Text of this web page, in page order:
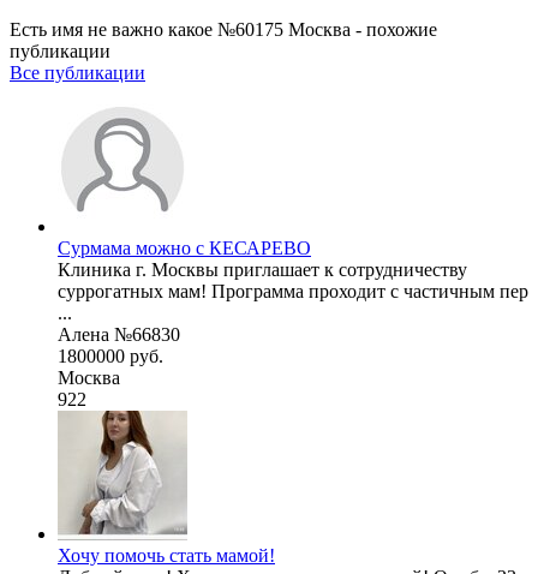
Есть имя не важно какое №60175 Москва - похожие
публикации
Все публикации
Сурмама можно с КЕСАРЕВО
Клиника г. Москвы приглашает к сотрудничеству
суррогатных мам! Программа проходит с частичным пер
...
Алена №66830
1800000 руб.
Москва
922
Хочу помочь стать мамой!